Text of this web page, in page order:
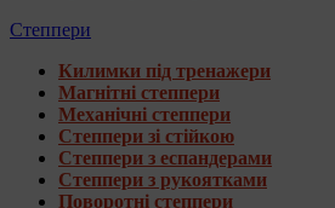
Степпери
Килимки під тренажери
Магнітні степпери
Механічні степпери
Степпери зі стійкою
Степпери з еспандерами
Степпери з рукоятками
Поворотні степпери